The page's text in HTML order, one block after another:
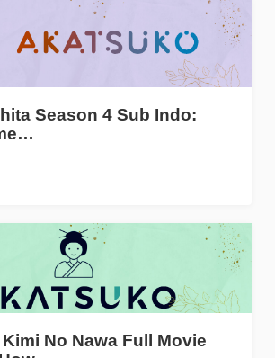
Season 4 Sub Indo:
No Nawa Full Movie